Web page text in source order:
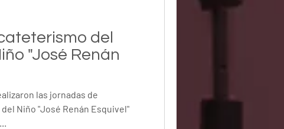
del
"José Renán
las jornadas de
Niño "José Renán Esquivel"